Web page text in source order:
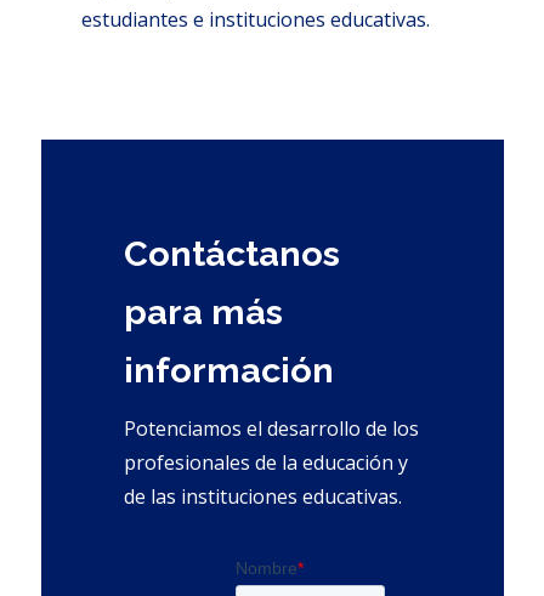
estudiantes e instituciones educativas.
Contáctanos
para más
información
Potenciamos el desarrollo de los
profesionales de la educación y
de las instituciones educativas.